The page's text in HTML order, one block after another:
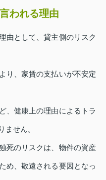
われる理由
由として、貸主側のリスク
り、家賃の支払いが不安定
、健康上の理由によるトラ
ません。
死のリスクは、物件の資産
め、敬遠される要因となっ